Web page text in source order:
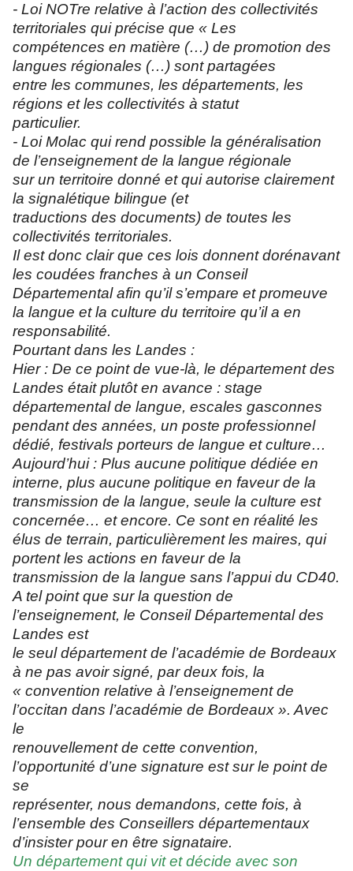
- Loi NOTre relative à l’action des collectivités
territoriales qui précise que « Les
compétences en matière (…) de promotion des
langues régionales (…) sont partagées
entre les communes, les départements, les
régions et les collectivités à statut
particulier.
- Loi Molac qui rend possible la généralisation
de l’enseignement de la langue régionale
sur un territoire donné et qui autorise clairement
la signalétique bilingue (et
traductions des documents) de toutes les
collectivités territoriales.
Il est donc clair que ces lois donnent dorénavant
les coudées franches à un Conseil
Départemental afin qu’il s’empare et promeuve
la langue et la culture du territoire qu’il a en
responsabilité.
Pourtant dans les Landes :
Hier : De ce point de vue-là, le département des
Landes était plutôt en avance : stage
départemental de langue, escales gasconnes
pendant des années, un poste professionnel
dédié, festivals porteurs de langue et culture…
Aujourd’hui : Plus aucune politique dédiée en
interne, plus aucune politique en faveur de la
transmission de la langue, seule la culture est
concernée… et encore. Ce sont en réalité les
élus de terrain, particulièrement les maires, qui
portent les actions en faveur de la
transmission de la langue sans l’appui du CD40.
A tel point que sur la question de
l’enseignement, le Conseil Départemental des
Landes est
le seul département de l’académie de Bordeaux
à ne pas avoir signé, par deux fois, la
« convention relative à l’enseignement de
l’occitan dans l’académie de Bordeaux ». Avec
le
renouvellement de cette convention,
l’opportunité d’une signature est sur le point de
se
représenter, nous demandons, cette fois, à
l’ensemble des Conseillers départementaux
d’insister pour en être signataire.
Un département qui vit et décide avec son